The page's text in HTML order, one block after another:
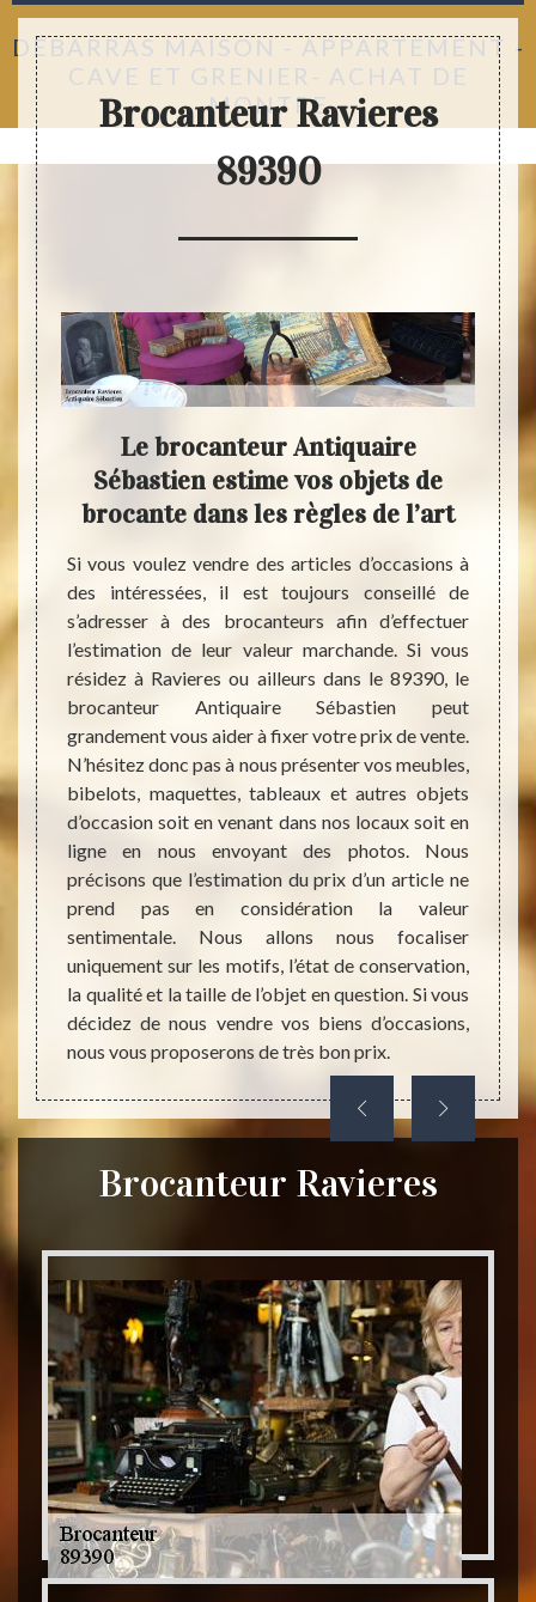
DÉBARRAS MAISON - APPARTEMENT -
CAVE ET GRENIER- ACHAT DE
MONTRE
Brocanteur Ravieres
89390
de
et
vos
sis à
tout
à
des
de
des
de
et
Le brocanteur Antiquaire
Sébastien estime vos objets de
brocante dans les règles de l’art
Si vous voulez vendre des articles d’occasions à
des intéressées, il est toujours conseillé de
s’adresser à des brocanteurs afin d’effectuer
l’estimation de leur valeur marchande. Si vous
résidez à Ravieres ou ailleurs dans le 89390, le
brocanteur Antiquaire Sébastien peut
grandement vous aider à fixer votre prix de vente.
N’hésitez donc pas à nous présenter vos meubles,
bibelots, maquettes, tableaux et autres objets
d’occasion soit en venant dans nos locaux soit en
ligne en nous envoyant des photos. Nous
précisons que l’estimation du prix d’un article ne
prend pas en considération la valeur
sentimentale. Nous allons nous focaliser
uniquement sur les motifs, l’état de conservation,
la qualité et la taille de l’objet en question. Si vous
décidez de nous vendre vos biens d’occasions,
nous vous proposerons de très bon prix.
peut
les
Brocanteur Ravieres